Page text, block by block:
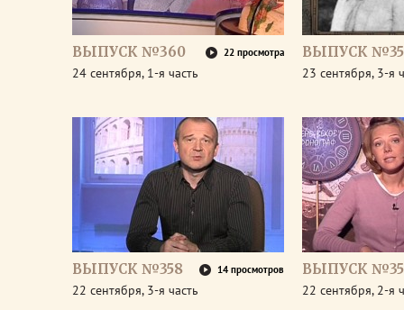
ВЫПУСК №360 22 просмотра
24 сентября, 1-я часть
ВЫПУСК
23 сентября, 3-я
ВЫПУСК №358 14 просмотров
22 сентября, 3-я часть
ВЫПУСК
22 сентября, 2-я